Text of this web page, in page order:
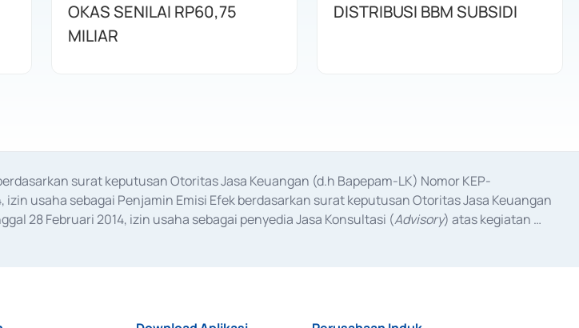
OKAS SENILAI RP60,75
MILIAR
DISTRIBUSI BBM SUBSIDI
surat keputusan Otoritas Jasa Keuangan (d.h Bapepam-LK) Nomor KEP-
izin usaha sebagai Penjamin Emisi Efek berdasarkan surat keputusan Otoritas Jasa Keuangan
28 Februari 2014, izin usaha sebagai penyedia Jasa Konsultasi (Advisory) atas kegiatan